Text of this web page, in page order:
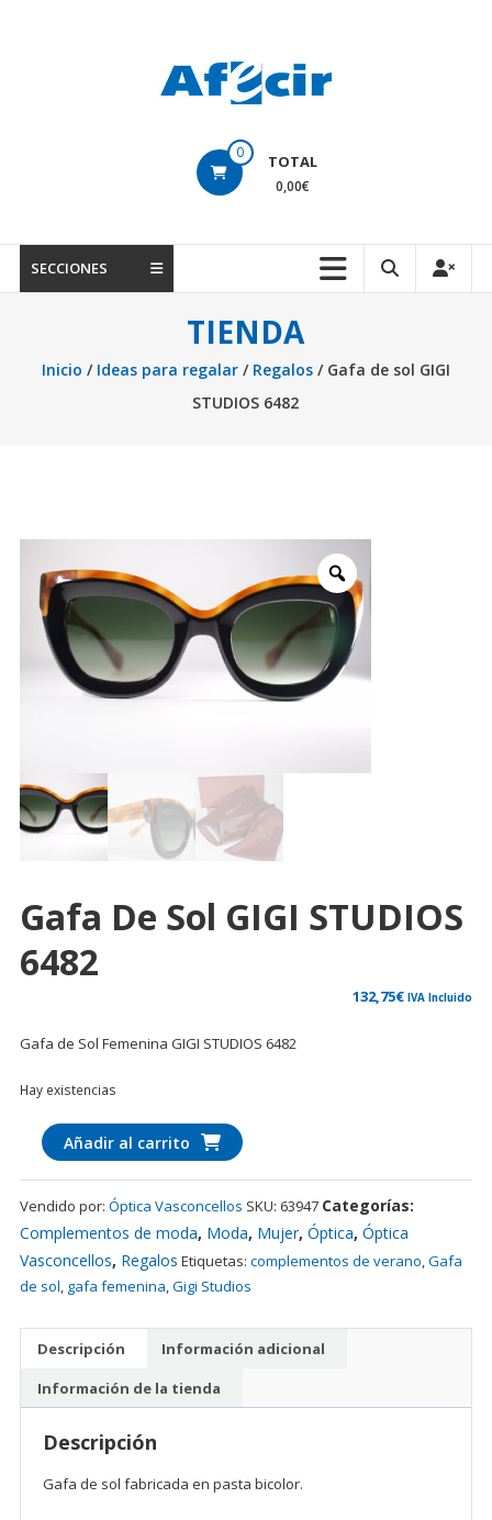
Ciudad
Rodrigo
marketplace
0 TOTAL
0,00€
SECCIONES
TIENDA
Inicio / Ideas para regalar/ Regalos/ Gafa de sol GIGI
STUDIOS 6482
Gafa De Sol GIGI STUDIOS
6482
132,75€ IVA Incluido
Gafa de Sol Femenina GIGI STUDIOS 6482
Hay existencias
Gafa
sol
GIGI
STUDIOS
6482
cantidad
Añadir al carrito
Vendido por: Óptica Vasconcellos SKU: 63947 Categorías:
Complementos de moda, Moda, Mujer, Óptica, Óptica
Vasconcellos, Regalos Etiquetas: complementos de verano,Gafa
de sol, gafa femenina,Gigi Studios
Descripción
Información adicional
Información de la tienda
Descripción
Gafa de sol fabricada en pasta bicolor.